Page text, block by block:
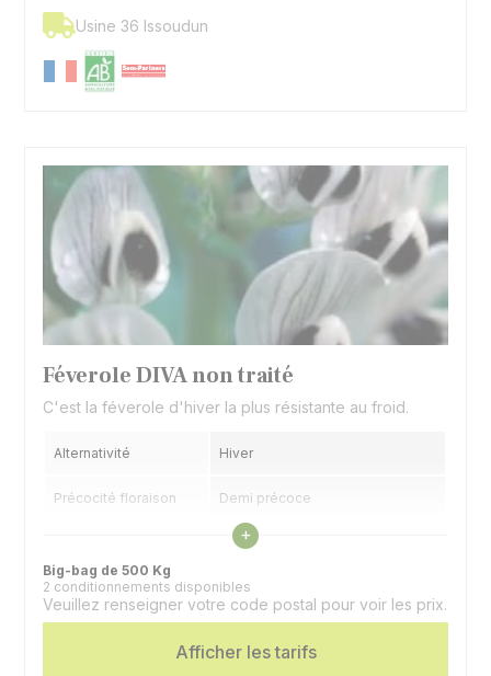
Usine 36 Issoudun
Féverole DIVA non traité
C'est la féverole d'hiver la plus résistante au froid.
Alternativité Hiver
Précocité floraison Demi précoce
Bonne résistance au froid
Utilisable en Bio Par demande de dérogation
Voir les caractéristiques
+
Big-bag de 500 Kg
2 conditionnements disponibles
Veuillez renseigner votre code postal pour voir les prix.
Afficher les tarifs